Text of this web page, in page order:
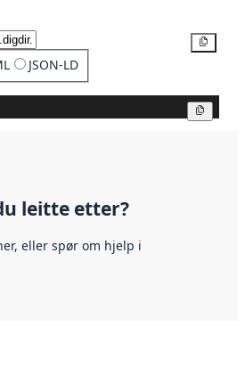
JSON-LD
leitte etter?
eller spør om hjelp i